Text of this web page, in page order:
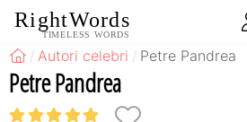
RightWords
TIMELESS WORDS
Autori celebri Petre Pandrea
Petre Pandrea